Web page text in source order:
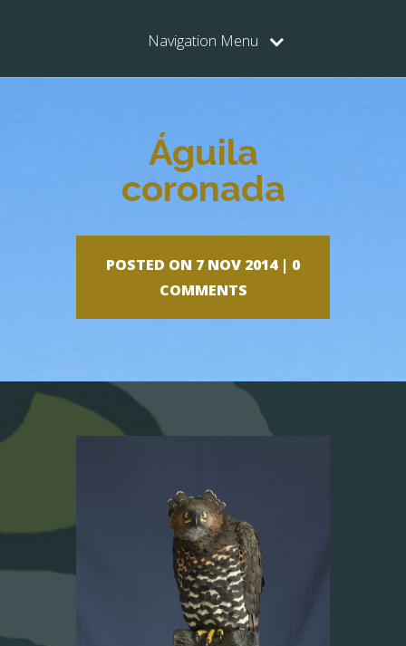
Navigation Menu
Águila
coronada
POSTED ON 7 NOV 2014 | 0
COMMENTS